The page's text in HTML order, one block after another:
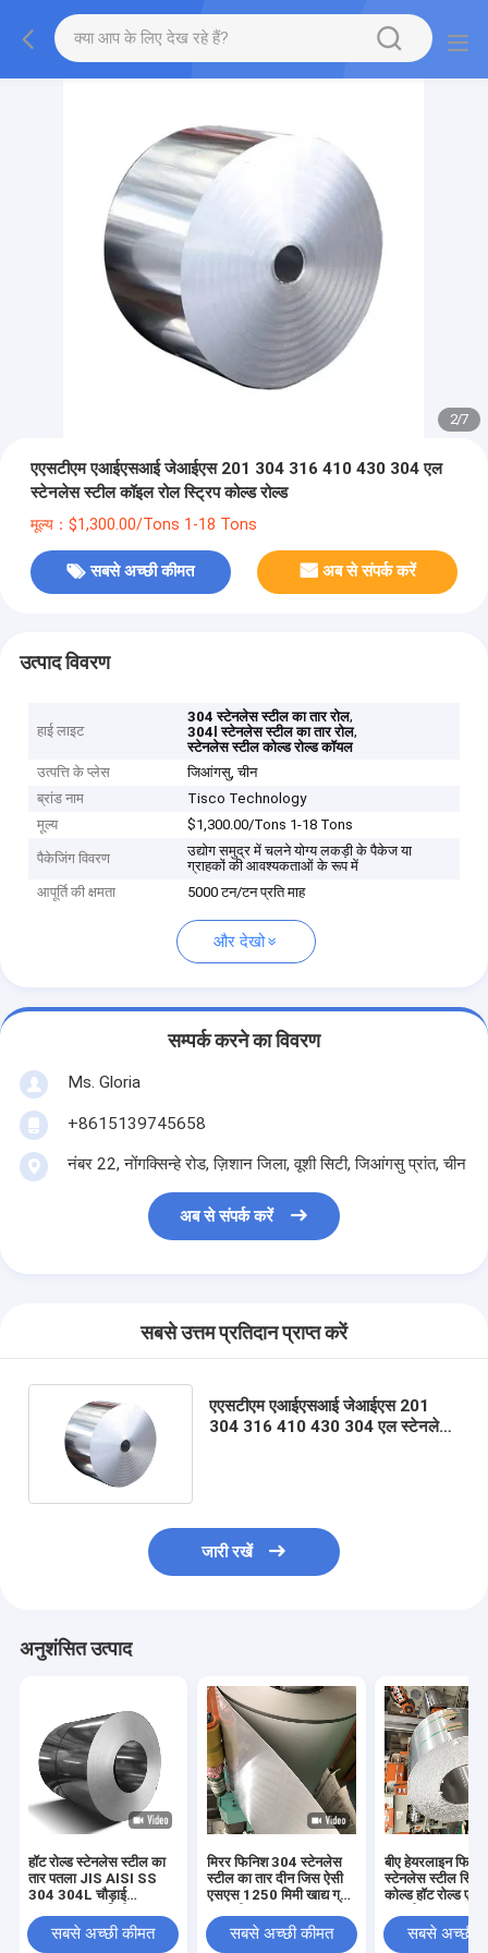
2/7
एएसटीएम एआईएसआई जेआईएस 201 304 316 410 430 304 एल
स्टेनलेस स्टील कॉइल रोल स्ट्रिप कोल्ड रोल्ड
मूल्य：$1,300.00/Tons 1-18 Tons
सबसे अच्छी कीमत अब से संपर्क करें
उत्पाद विवरण
हाई लाइट
304 स्टेनलेस स्टील का तार रोल,
304l स्टेनलेस स्टील का तार रोल,
स्टेनलेस स्टील कोल्ड रोल्ड कॉयल
उत्पत्ति के प्लेस
जिआंगसु, चीन
ब्रांड नाम
Tisco Technology
मूल्य
$1,300.00/Tons 1-18 Tons
पैकेजिंग विवरण
उद्योग समुद्र में चलने योग्य लकड़ी के पैकेज या
ग्राहकों की आवश्यकताओं के रूप में
आपूर्ति की क्षमता
5000 टन/टन प्रति माह
और देखो
सम्पर्क करने का विवरण
Ms. Gloria
+8615139745658
नंबर 22, नोंगक्सिन्हे रोड, ज़िशान जिला, वूशी सिटी, जिआंगसु प्रांत, चीन
अब से संपर्क करें
सबसे उत्तम प्रतिदान प्राप्त करें
एएसटीएम एआईएसआई जेआईएस 201
304 316 410 430 304 एल स्टेनलेस
जारी रखें
अनुशंसित उत्पाद
हॉट रोल्ड स्टेनलेस स्टील का
तार पतला JIS AISI SS
304 304L चौड़ाई
ग्रेडसबसे अच्छी कीमत
मिरर फिनिश 304 स्टेनलेस
स्टील का तार दीन जिस ऐसी
एसएस 1250 मिमी खाद्य ग्रेड
सबसे अच्छी कीमत
बीए हेयरलाइन
स्टेनलेस स्टील
कोल्ड हॉट रोल्ड
सबसे अच्छी